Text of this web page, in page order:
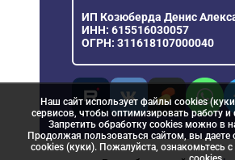
ИП Козюберда Денис
ИНН: 615516030057
ОГРН: 311618107000040
Наш сайт использует файлы cookies
сервисов, чтобы оптимизировать работу и
Запретить обработку cookies можно в
Продолжая пользоваться сайтом, вы даете
cookies (куки). Пожалуйста, ознакомьтесь